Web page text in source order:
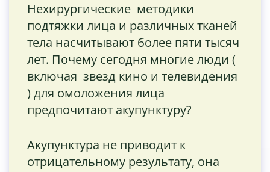
Нехирургические методики
подтяжки лица и различных тканей
тела насчитывают более пяти тысяч
лет. Почему сегодня многие люди (
включая звезд кино и телевидения
) для омоложения лица
предпочитают акупунктуру?
Акупунктура не приводит к
отрицательному результату, она